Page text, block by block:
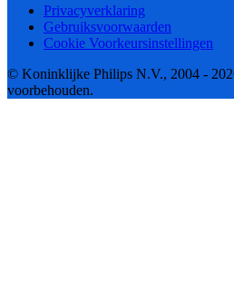
Privacyverklaring
Gebruiksvoorwaarden
Cookie Voorkeursinstellingen
© Koninklijke Philips N.V., 2004 -
voorbehouden.